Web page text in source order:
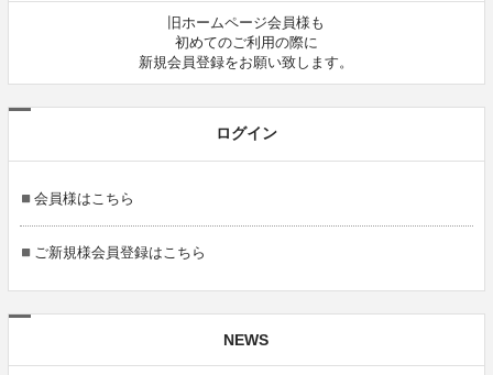
旧ホームページ会員様も
初めてのご利用の際に
新規会員登録をお願い致します。
ログイン
会員様はこちら
ご新規様会員登録はこちら
NEWS